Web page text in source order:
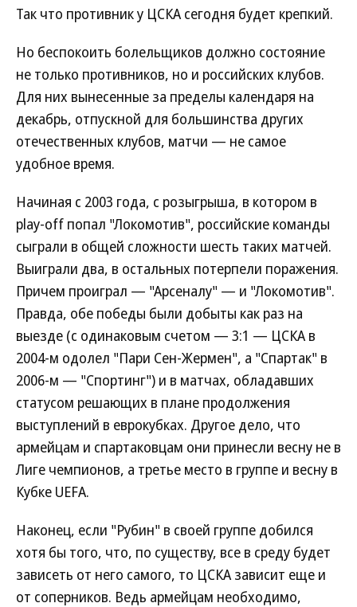
Так что противник у ЦСКА сегодня будет крепкий.
Но беспокоить болельщиков должно состояние
не только противников, но и российских клубов.
Для них вынесенные за пределы календаря на
декабрь, отпускной для большинства других
отечественных клубов, матчи — не самое
удобное время.
Начиная с 2003 года, с розыгрыша, в котором в
play-off попал "Локомотив", российские команды
сыграли в общей сложности шесть таких матчей.
Выиграли два, в остальных потерпели поражения.
Причем проиграл — "Арсеналу" — и "Локомотив".
Правда, обе победы были добыты как раз на
выезде (с одинаковым счетом — 3:1 — ЦСКА в
2004-м одолел "Пари Сен-Жермен", а "Спартак" в
2006-м — "Спортинг") и в матчах, обладавших
статусом решающих в плане продолжения
выступлений в еврокубках. Другое дело, что
армейцам и спартаковцам они принесли весну не в
Лиге чемпионов, а третье место в группе и весну в
Кубке UEFA.
Наконец, если "Рубин" в своей группе добился
хотя бы того, что, по существу, все в среду будет
зависеть от него самого, то ЦСКА зависит еще и
от соперников. Ведь армейцам необходимо,